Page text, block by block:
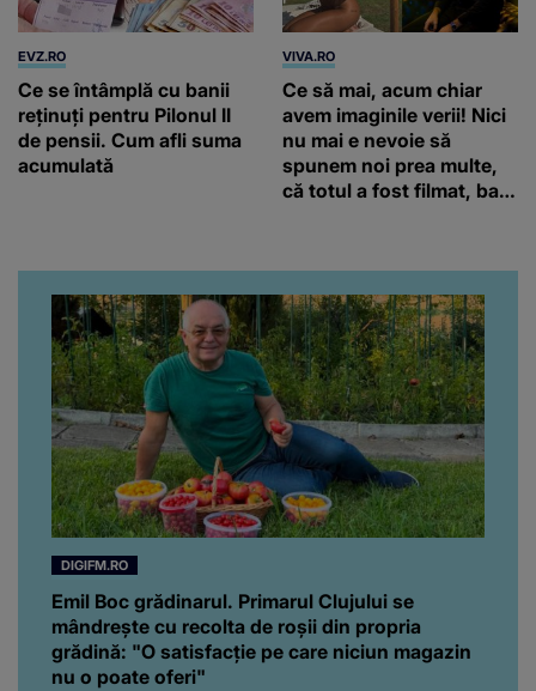
EVZ.RO
Ce se întâmplă cu banii
reținuți pentru Pilonul II
de pensii. Cum afli suma
acumulată
VIVA.RO
Ce să mai, acum chiar
avem imaginile verii! Nici
nu mai e nevoie să
spunem noi prea multe,
că totul a fost filmat, ba
da, frumoasa iubită a lui
Florin Ristei e...
DIGIFM.RO
Emil Boc grădinarul. Primarul Clujului se
mândrește cu recolta de roșii din propria
grădină: "O satisfacție pe care niciun magazin
nu o poate oferi"